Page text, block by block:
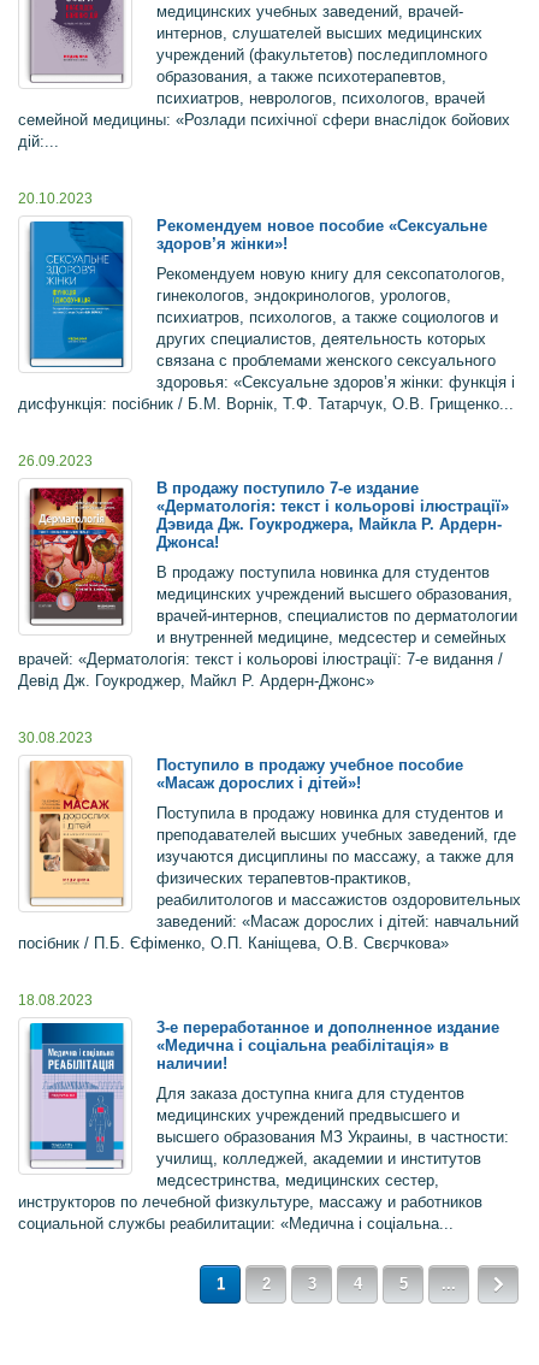
медицинских учебных заведений, врачей-
интернов, слушателей высших медицинских
учреждений (факультетов) последипломного
образования, а также психотерапевтов,
психиатров, неврологов, психологов, врачей
семейной медицины: «Розлади психічної сфери внаслідок бойових
дій:...
20.10.2023
Рекомендуем новое пособие «Сексуальне
здоров’я жінки»!
Рекомендуем новую книгу для сексопатологов,
гинекологов, эндокринологов, урологов,
психиатров, психологов, а также социологов и
других специалистов, деятельность которых
связана с проблемами женского сексуального
здоровья: «Сексуальне здоров’я жінки: функція і
дисфункція: посібник / Б.М. Ворнік, Т.Ф. Татарчук, О.В. Грищенко...
26.09.2023
В продажу поступило 7-е издание
«Дерматологія: текст і кольорові ілюстрації»
Дэвида Дж. Гоукроджера, Майкла Р. Ардерн-
Джонса!
В продажу поступила новинка для студентов
медицинских учреждений высшего образования,
врачей-интернов, специалистов по дерматологии
и внутренней медицине, медсестер и семейных
врачей: «Дерматологія: текст і кольорові ілюстрації: 7-е видання /
Девід Дж. Гоукроджер, Майкл Р. Ардерн-Джонс»
30.08.2023
Поступило в продажу учебное пособие
«Масаж дорослих і дітей»!
Поступила в продажу новинка для студентов и
преподавателей высших учебных заведений, где
изучаются дисциплины по массажу, а также для
физических терапевтов-практиков,
реабилитологов и массажистов оздоровительных
заведений: «Масаж дорослих і дітей: навчальний
посібник / П.Б. Єфіменко, О.П. Каніщева, О.В. Свєрчкова»
18.08.2023
3-е переработанное и дополненное издание
«Медична і соціальна реабілітація» в
наличии!
Для заказа доступна книга для студентов
медицинских учреждений предвысшего и
высшего образования МЗ Украины, в частности:
училищ, колледжей, академии и институтов
медсестринства, медицинских сестер,
инструкторов по лечебной физкультуре, массажу и работников
социальной службы реабилитации: «Медична і соціальна...
1 2 3 4 5 ...